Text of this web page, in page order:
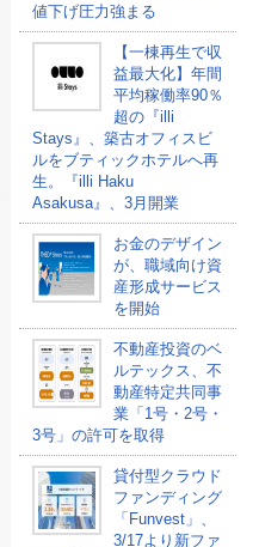
値下げ圧力強まる
【一棟再生で収
益最大化】年間
平均稼働率90％
超の『illi
Stays』、築古オフィスビ
ルをブティックホテルへ再
生。『illi Haku
Asakusa』、3月開業
お金のデザイン
が、職域向け資
産形成サービス
を開始
不動産投資のベ
ルテックス、不
動産特定共同事
業「1号・2号・
3号」の許可を取得
貸付型クラウド
ファンディング
「Funvest」、
3/17より新ファ